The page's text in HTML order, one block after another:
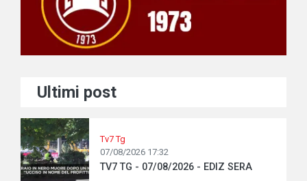
Ultimi post
Tv7 Tg
07/08/2026 17:32
TV7 TG - 07/08/2026 - EDIZ SERA